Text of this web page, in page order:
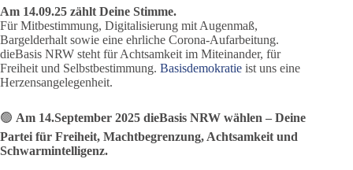
Am 14.09.25 zählt Deine Stimme.
Für Mitbestimmung, Digitalisierung mit Augenmaß,
Bargelderhalt sowie eine ehrliche Corona-Aufarbeitung.
dieBasis NRW steht für Achtsamkeit im Miteinander, für
Freiheit und Selbstbestimmung. Basisdemokratie ist uns eine
Herzensangelegenheit.
🟢 Am 14.September 2025 dieBasis NRW wählen – Deine
Partei für Freiheit, Machtbegrenzung, Achtsamkeit und
Schwarmintelligenz.